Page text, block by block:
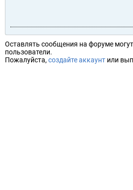
Оставлять сообщения на форуме
пользователи.
Пожалуйста, создайте аккаунт или